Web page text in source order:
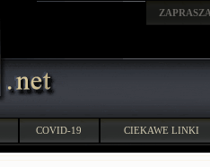
COVID-19 CIEKAWE LINKI